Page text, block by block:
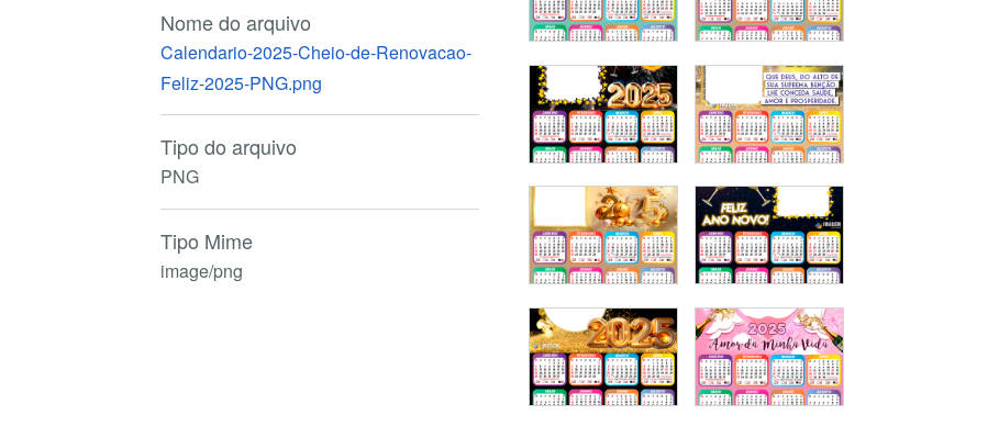
Nome do arquivo
Calendario-2025-Cheio-de-Renovacao-
Feliz-2025-PNG.png
Tipo do arquivo
PNG
Tipo Mime
image/png